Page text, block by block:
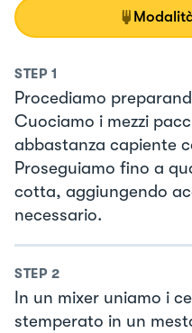
STEP 1
Procediamo
Cuociamo i mezzi
abbastanza capiente
Proseguiamo fino a
cotta, aggiungendo
necessario.
STEP 2
In un mixer uniamo i
stemperato in un